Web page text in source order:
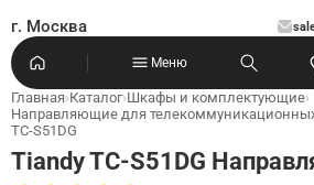
г. Москва
Меню
Главная›Каталог›Шкафы и комплектующие›
Направляющие для
TC-S51DG
Tiandy TC-S51DG